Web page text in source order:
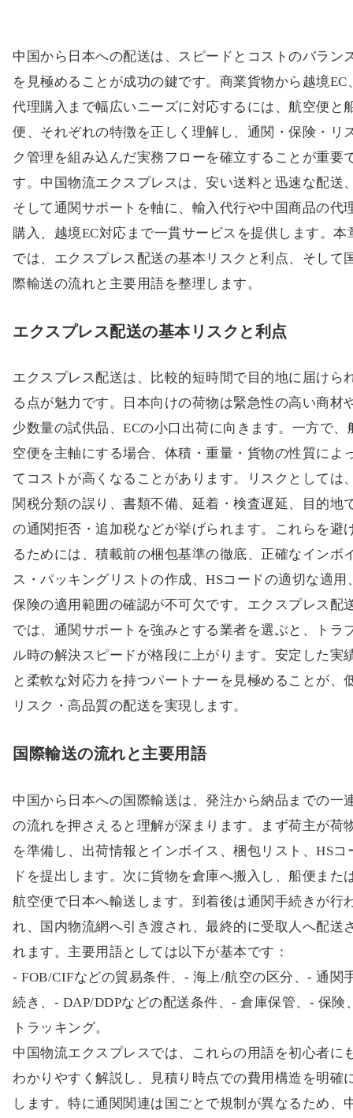
中国から日本への配送は、スピードとコストのバラン
を見極めることが成功の鍵です。商業貨物から越境EC
代理購入まで幅広いニーズに対応するには、航空便と
便、それぞれの特徴を正しく理解し、通関・保険・リ
ク管理を組み込んだ実務フローを確立することが重要
す。中国物流エクスプレスは、安い送料と迅速な配送
そして通関サポートを軸に、輸入代行や中国商品の代
購入、越境EC対応まで一貫サービスを提供します。本
では、エクスプレス配送の基本リスクと利点、そして
際輸送の流れと主要用語を整理します。
エクスプレス配送の基本リスクと利点
エクスプレス配送は、比較的短時間で目的地に届けら
る点が魅力です。日本向けの荷物は緊急性の高い商材
少数量の試供品、ECの小口出荷に向きます。一方で、
空便を主軸にする場合、体積・重量・貨物の性質によ
てコストが高くなることがあります。リスクとしては
関税分類の誤り、書類不備、延着・検査遅延、目的地
の通関拒否・追加税などが挙げられます。これらを避
るためには、積載前の梱包基準の徹底、正確なインボ
ス・パッキングリストの作成、HSコードの適切な適用
保険の適用範囲の確認が不可欠です。エクスプレス配
では、通関サポートを強みとする業者を選ぶと、トラ
ル時の解決スピードが格段に上がります。安定した実
と柔軟な対応力を持つパートナーを見極めることが、
リスク・高品質の配送を実現します。
国際輸送の流れと主要用語
中国から日本への国際輸送は、発注から納品までの一
の流れを押さえると理解が深まります。まず荷主が荷
を準備し、出荷情報とインボイス、梱包リスト、HSコ
ドを提出します。次に貨物を倉庫へ搬入し、船便また
航空便で日本へ輸送します。到着後は通関手続きが行
れ、国内物流網へ引き渡され、最終的に受取人へ配送
れます。主要用語としては以下が基本です：
- FOB/CIFなどの貿易条件、- 海上/航空の区分、- 通関
続き、- DAP/DDPなどの配送条件、- 倉庫保管、- 保険
トラッキング。
中国物流エクスプレスでは、これらの用語を初心者に
わかりやすく解説し、見積り時点での費用構造を明確
します。特に通関関連は国ごとで規制が異なるため、